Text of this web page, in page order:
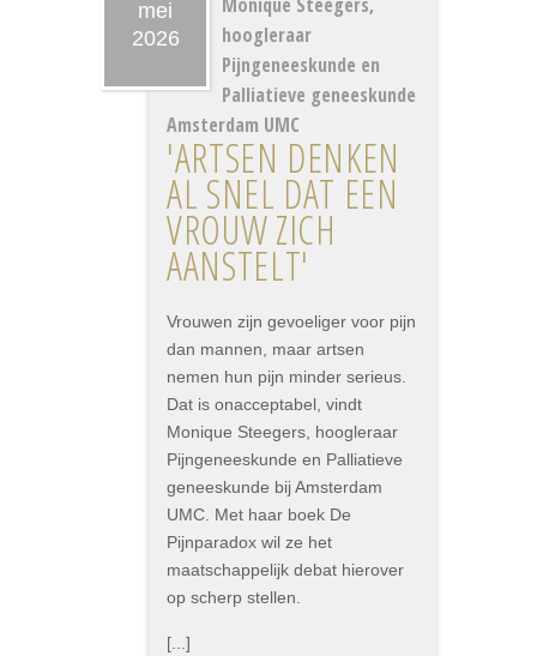
mei
2026
hoogleraar
Pijngeneeskunde en
Palliatieve geneeskunde
Amsterdam UMC
'ARTSEN DENKEN
AL SNEL DAT EEN
VROUW ZICH
AANSTELT'
Vrouwen zijn gevoeliger voor pijn
dan mannen, maar artsen
nemen hun pijn minder serieus.
Dat is onacceptabel, vindt
Monique Steegers, hoogleraar
Pijngeneeskunde en Palliatieve
geneeskunde bij Amsterdam
UMC. Met haar boek De
Pijnparadox wil ze het
maatschappelijk debat hierover
op scherp stellen.
[...]